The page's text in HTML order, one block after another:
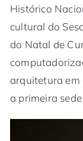
Histórico
cultural do
do Natal de
arquitetura em
a primeira